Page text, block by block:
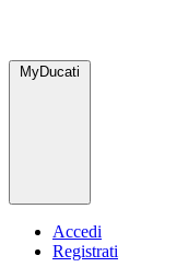
MyDucati
Accedi
Registrati